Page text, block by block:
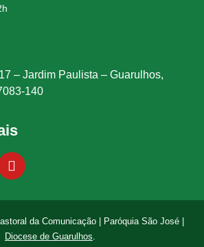
– Jardim Paulista – Guarulhos,
140
da Comunicação | Paróquia São José |
Diocese de Guarulhos